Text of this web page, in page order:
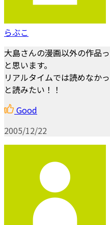
らぶこ
大島さんの漫画以外の作品
と思います。
リアルタイムでは読めなか
と読みたい！！
Good
2005/12/22